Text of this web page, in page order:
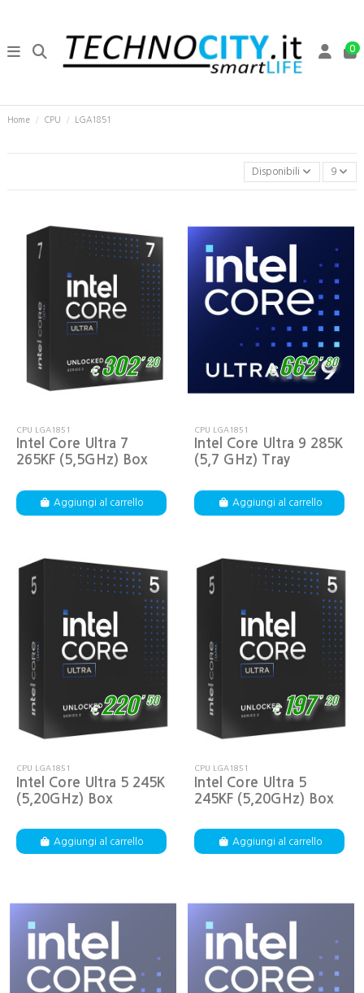
0
Home CPU LGA1851
Disponibili 9
€302
,20
CPU LGA1851
Intel Core Ultra 7
265KF (5,5GHz) Box
Aggiungi al carrello
€662
,80
CPU LGA1851
Intel Core Ultra 9 285K
(5,7 GHz) Tray
Aggiungi al carrello
€220
,50
CPU LGA1851
Intel Core Ultra 5 245K
(5,20GHz) Box
Aggiungi al carrello
€ 197
,20
CPU LGA1851
Intel Core Ultra 5
245KF (5,20GHz) Box
Aggiungi al carrello